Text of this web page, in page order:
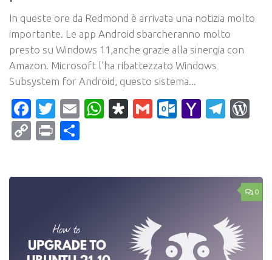
In queste ore da Redmond è arrivata una notizia molto
importante. Le app Android sbarcheranno molto
presto su Windows 11,anche grazie alla sinergia con
Amazon. Microsoft l’ha ribattezzato Windows
Subsystem for Android, questo sistema...
Facebook
Twitter
EmailWhatsApp
Diaspora
Gmail Yahoo
CopyPrint
0